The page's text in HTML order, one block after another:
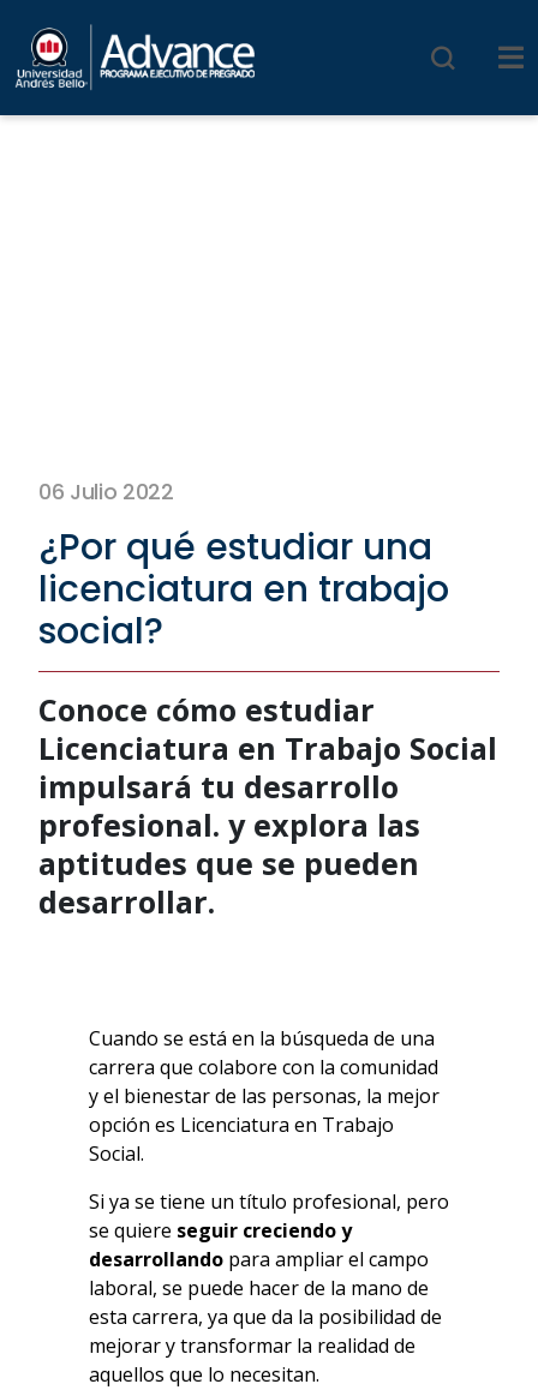
06 Julio 2022
¿Por qué estudiar una
licenciatura en trabajo
social?
Conoce cómo estudiar
Licenciatura en Trabajo Social
impulsará tu desarrollo
profesional. y explora las
aptitudes que se pueden
desarrollar.
Cuando se está en la búsqueda de una
carrera que colabore con la comunidad
y el bienestar de las personas, la mejor
opción es Licenciatura en Trabajo
Social.
Si ya se tiene un título profesional, pero
se quiere seguir creciendo y
desarrollando para ampliar el campo
laboral, se puede hacer de la mano de
esta carrera, ya que da la posibilidad de
mejorar y transformar la realidad de
aquellos que lo necesitan.